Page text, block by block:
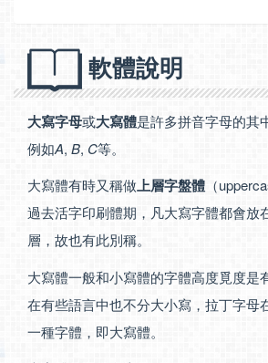
軟體說明
大寫字母或大寫體是許多拼音字母的其
例如A, B, C等。
大寫體有時又稱做上層字盤體 （
過去活字印刷體期，凡大寫字體都會放
層，故也有此別稱。
大寫體一般和小寫體的字體高度覓度是
在有些語言中也不分大小寫，拉丁字母
一種字體，即大寫體。